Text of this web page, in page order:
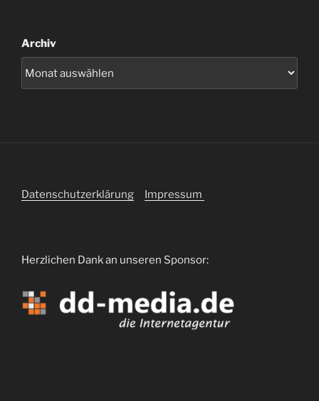
Archiv
Datenschutzerklärung Impressum
Herzlichen Dank an unseren Sponsor: